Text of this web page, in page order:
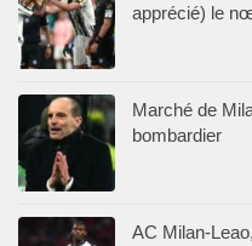
apprécié) le
Marché de
bombardier
AC Milan-